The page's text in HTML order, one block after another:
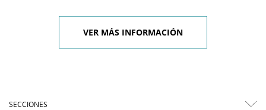
VER MÁS INFORMACIÓN
SECCIONES